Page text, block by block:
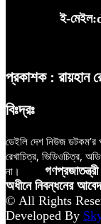
ই-
প্রকাশক : রায়হান
বিঃদ্রঃ
ডেইলি দেশ নিউজ
রেখাচিত্র, ভিডিওচিত্র,
না।
অধীনে নিবন্ধনের
© All Rights
Developed By